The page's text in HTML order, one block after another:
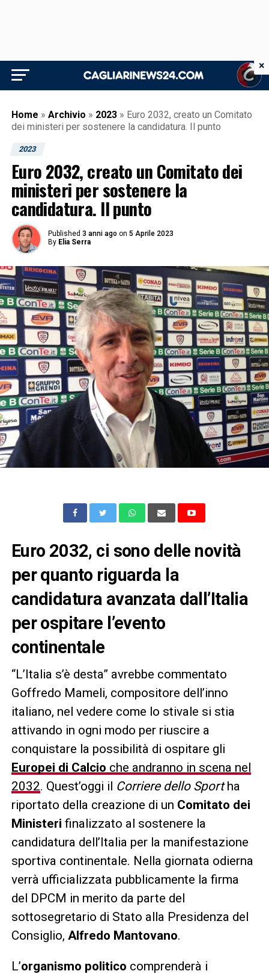
Home » Archivio » 2023 » Euro 2032, creato un Comitato
dei ministeri per sostenere la candidatura. Il punto
2023
Euro 2032, creato un Comitato dei
ministeri per sostenere la
candidatura. Il punto
Published 3 anni ago on 5 Aprile 2023
By Elia Serra
Euro 2032, ci sono delle novità
per quanto riguarda la
candidatura avanzata dall’Italia
per ospitare l’evento
continentale
“L’Italia s’è desta” avrebbe commentato
Goffredo Mameli, compositore dell’inno
italiano, nel vedere come lo stivale si stia
attivando in ogni modo per riuscire a
conquistare la possibilità di ospitare gli
Europei di Calcio che andranno in scena nel
2032. Quest’oggi il Corriere dello Sportha
riportato della creazione di un Comitato dei
Ministeri finalizzato al sostenere la
candidatura dell’Italia per la manifestazione
sportiva continentale. Nella giornata odierna
verrà ufficializzata pubblicamente la firma
del DPCM in merito da parte del
sottosegretario di Stato alla Presidenza del
Consiglio, Alfredo Mantovano.
L’organismo politico comprenderà i
×